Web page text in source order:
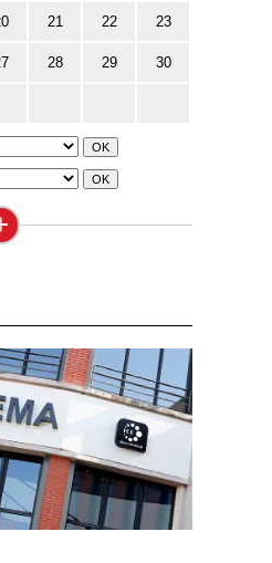
21 22 23
28 29 30